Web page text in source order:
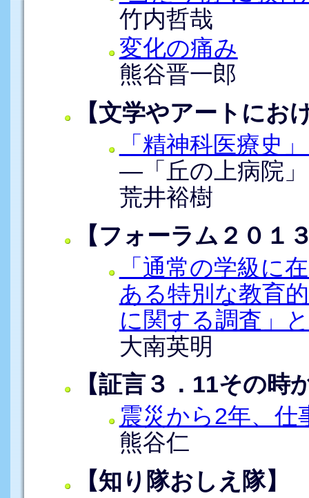
竹内哲哉
変化の痛み
熊谷晋一郎
【文学やアートにお
「精神科医療史
―「丘の上病院
荒井裕樹
【フォーラム２０１
「通常の学級に
ある特別な教育
に関する調査」
大南英明
【証言３．11その時
震災から2年、
熊谷仁
【知り隊おしえ隊】